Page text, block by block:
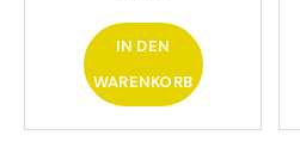
IN DEN
WARENKORB